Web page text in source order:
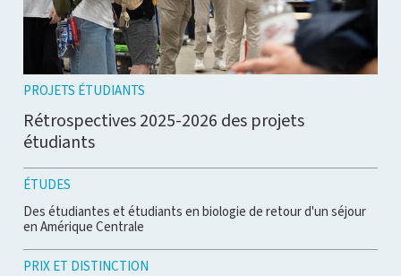
PROJETS ÉTUDIANTS
Rétrospectives 2025-2026 des projets
étudiants
ÉTUDES
Des étudiantes et étudiants en biologie de retour d'un séjour
en Amérique Centrale
PRIX ET DISTINCTION